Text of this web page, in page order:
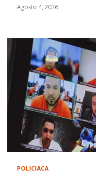
Agosto 4, 2026
POLICIACA